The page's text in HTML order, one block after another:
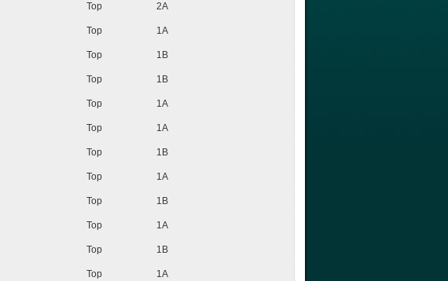
Top 2A
Top 1A
Top 1B
Top 1B
Top 1A
Top 1A
Top 1B
Top 1A
Top 1B
Top 1A
Top 1B
Top 1A